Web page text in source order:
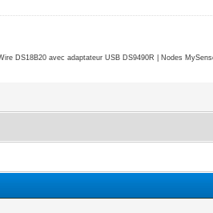
DS18B20 avec adaptateur USB DS9490R | Nodes